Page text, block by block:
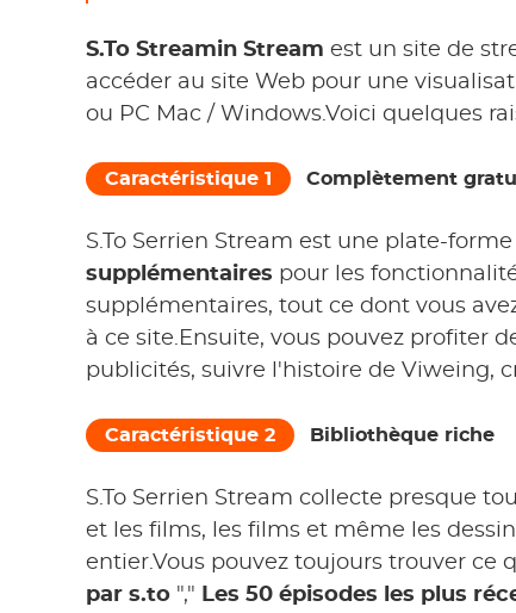
S.To Streamin Stream est un site de
accéder au site Web pour une
ou PC Mac / Windows.Voici quelques
Caractéristique 1 Complètement
S.To Serrien Stream est une plate-
supplémentaires pour les
supplémentaires, tout ce dont vous
à ce site.Ensuite, vous pouvez profiter
publicités, suivre l'histoire de Viweing,
Caractéristique 2 Bibliothèque riche
S.To Serrien Stream collecte presque
et les films, les films et même les
entier.Vous pouvez toujours trouver ce
par s.to "," Les 50 épisodes les plus